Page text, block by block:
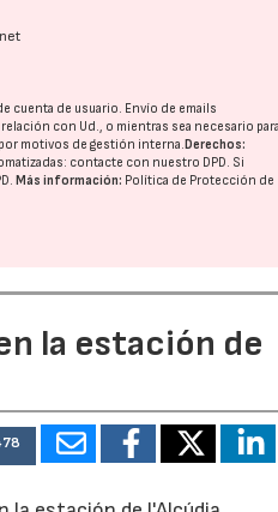
cuenta de usuario. Envío de emails
con Ud., o mientras sea necesario para
por motivos de gestión interna. Derechos:
contacte con nuestro DPD. Si
. Más información: Política de Protección de
la estación de